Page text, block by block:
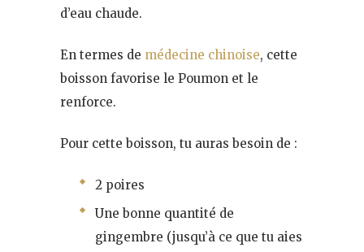
d’eau chaude.
En termes de médecine chinoise, cette
boisson favorise le Poumon et le
renforce.
Pour cette boisson, tu auras besoin de :
2 poires
Une bonne quantité de
gingembre (jusqu’à ce que tu aies